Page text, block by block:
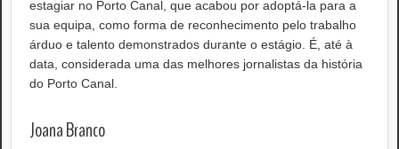
estagiar no Porto Canal, que acabou por adoptá-la para a
sua equipa, como forma de reconhecimento pelo trabalho
árduo e talento demonstrados durante o estágio. É, até à
data, considerada uma das melhores jornalistas da história
do Porto Canal.
Joana Branco